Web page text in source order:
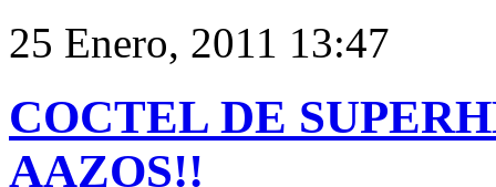
25 Enero, 2011 13:47
COCTEL DE
AAZOS!!